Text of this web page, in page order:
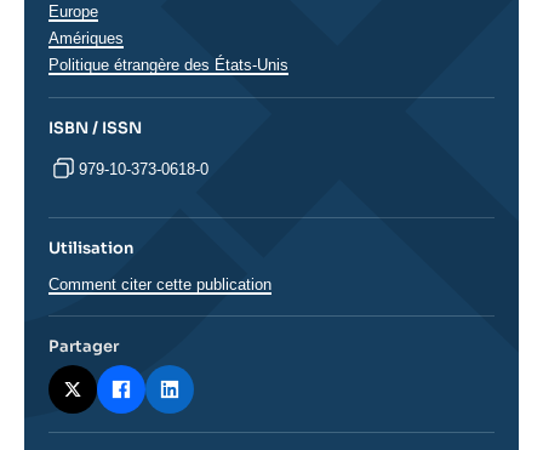
Europe
Amériques
Politique étrangère des États-Unis
ISBN / ISSN
979-10-373-0618-0
Utilisation
Comment citer cette publication
Partager